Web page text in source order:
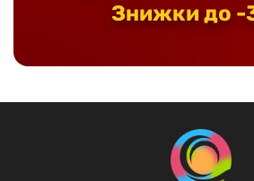
Знижки до -